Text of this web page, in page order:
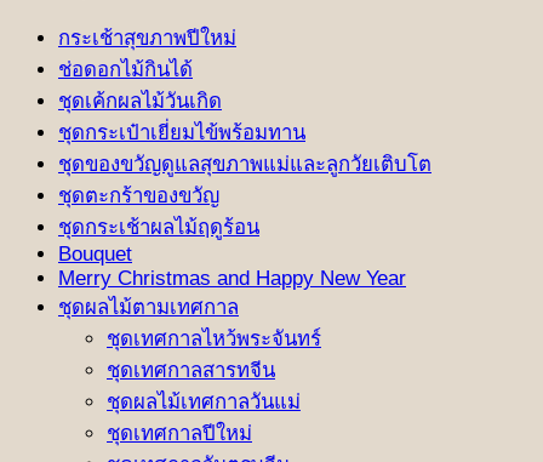
กระเช้าสุขภาพปีใหม่
ช่อดอกไม้กินได้
ชุดเค้กผลไม้วันเกิด
ชุดกระเป๋าเยี่ยมไข้พร้อมทาน
ชุดของขวัญดูแลสุขภาพแม่และลูกวัยเติบโต
ชุดตะกร้าของขวัญ
ชุดกระเช้าผลไม้ฤดูร้อน
Bouquet
Merry Christmas and Happy New Year
ชุดผลไม้ตามเทศกาล
ชุดเทศกาลไหว้พระจันทร์
ชุดเทศกาลสารทจีน
ชุดผลไม้เทศกาลวันแม่
ชุดเทศกาลปีใหม่